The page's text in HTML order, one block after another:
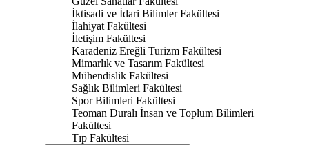
İktisadi ve İdari Bilimler Fakültesi
İlahiyat Fakültesi
İletişim Fakültesi
Karadeniz Ereğli Turizm Fakültesi
Mimarlık ve Tasarım Fakültesi
Mühendislik Fakültesi
Sağlık Bilimleri Fakültesi
Spor Bilimleri Fakültesi
Teoman Duralı İnsan ve Toplum Bilimleri
Fakültesi
Tıp Fakültesi